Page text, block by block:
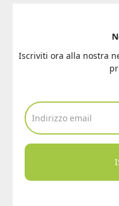
Iscriviti ora alla nostra